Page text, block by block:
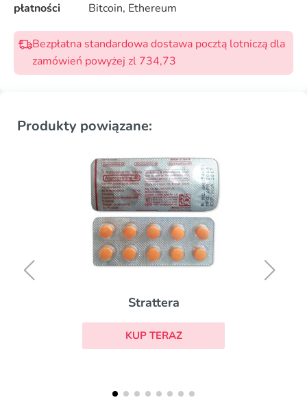
płatności
Bitcoin, Ethereum
Bezpłatna standardowa dostawa pocztą lotniczą dla
zamówień powyżej zl 734,73
Produkty powiązane:
Strattera
KUP TERAZ